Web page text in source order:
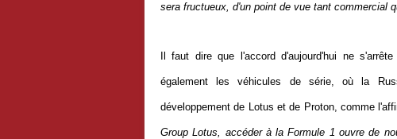
sera fructueux, d'un point de vue tant commercial
Il faut dire que l'accord d'aujourd'hui ne
également les véhicules de série, où la
développement de Lotus et de Proton, comme
Group Lotus, accéder à la Formule 1 ouvre de